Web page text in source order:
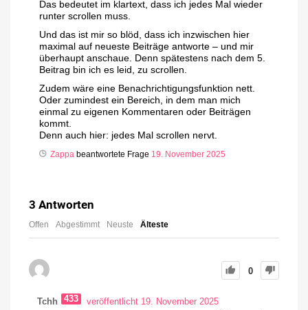
Das bedeutet im klartext, dass ich jedes Mal wieder
runter scrollen muss.
Und das ist mir so blöd, dass ich inzwischen hier
maximal auf neueste Beiträge antworte – und mir
überhaupt anschaue. Denn spätestens nach dem 5.
Beitrag bin ich es leid, zu scrollen.
Zudem wäre eine Benachrichtigungsfunktion nett.
Oder zumindest ein Bereich, in dem man mich
einmal zu eigenen Kommentaren oder Beiträgen
kommt.
Denn auch hier: jedes Mal scrollen nervt.
Zappa beantwortete Frage 19. November 2025
3 Antworten
Offen Abgestimmt Neuste Älteste
0
Tchh 433
veröffentlicht 19. November 2025